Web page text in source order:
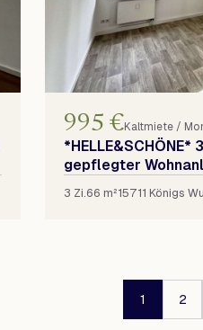
995 €Kaltmiete /
*HELLE&SCHÖNE*
gepflegter
3 Zi. 66 m²15711 Königs
1 2